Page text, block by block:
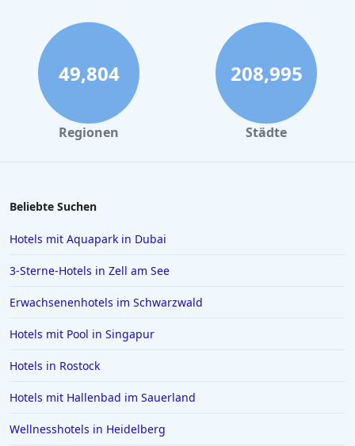
Hotels in Amsterdam
Hotels in Bremen
Hotels in Potsdam
Hotels in Oberstdorf
Hotels in Lazise
Hotels in Den Haag
Hotels in Amalfi
Hotels in Meran
49,804
Regionen
208,995
Städte
Beliebte Suchen
Hotels mit Aquapark in Dubai
3-Sterne-Hotels in Zell am See
Erwachsenenhotels im Schwarzwald
Hotels mit Pool in Singapur
Hotels in Rostock
Hotels mit Hallenbad im Sauerland
Wellnesshotels in Heidelberg